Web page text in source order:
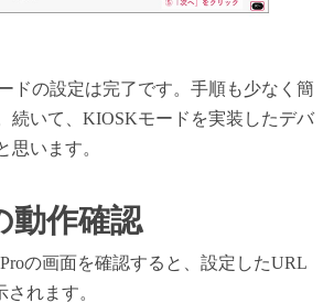
ドの設定は完了です。手順も少なく簡
続いて、KIOSKモードを実装したデバ
思います。
動作確認
の画面を確認すると、設定したURL
れます。